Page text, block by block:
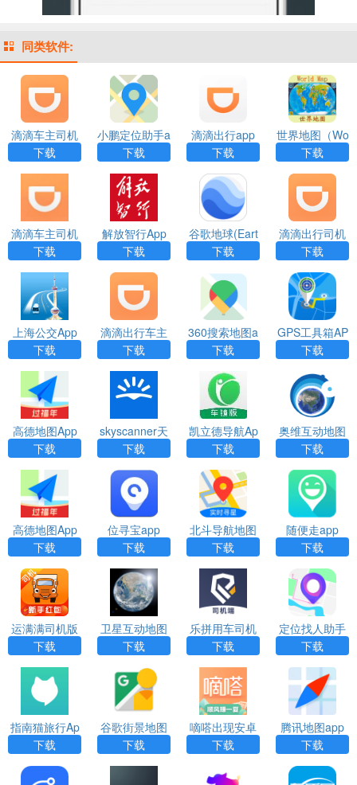
同类软件:
滴滴车主司机
端app下载
下载
小鹏定位助手a
pp
下载
滴滴出行app
下载
世界地图（Wo
rld Map ）app
下载
滴滴车主司机
端最新版app
下载
解放智行App
下载
谷歌地球(Eart
h)app下载
下载
滴滴出行司机
端app下载安
装
下载
上海公交App
下载
滴滴出行车主
端app
下载
360搜索地图a
pp
下载
GPS工具箱AP
P
下载
高德地图App
下载
skyscanner天
巡官网版
下载
凯立德导航Ap
p下载
下载
奥维互动地图
（Ovitalmap）
app
下载
高德地图App
下载
位寻宝app
下载
北斗导航地图
App
下载
随便走app
下载
运满满司机版
App
下载
卫星互动地图
App
下载
乐拼用车司机
APP
下载
定位找人助手
App
下载
指南猫旅行Ap
p
下载
谷歌街景地图
（Street Vie
w）app
下载
嘀嗒出现安卓
版app
下载
腾讯地图app
下载